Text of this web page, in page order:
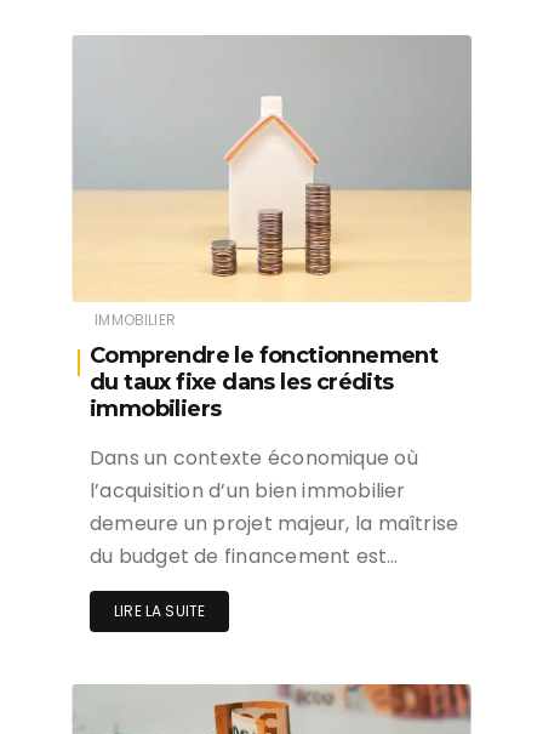
IMMOBILIER
Comprendre le fonctionnement
du taux fixe dans les crédits
immobiliers
Dans un contexte économique où
l’acquisition d’un bien immobilier
demeure un projet majeur, la maîtrise
du budget de financement est…
LIRE LA SUITE